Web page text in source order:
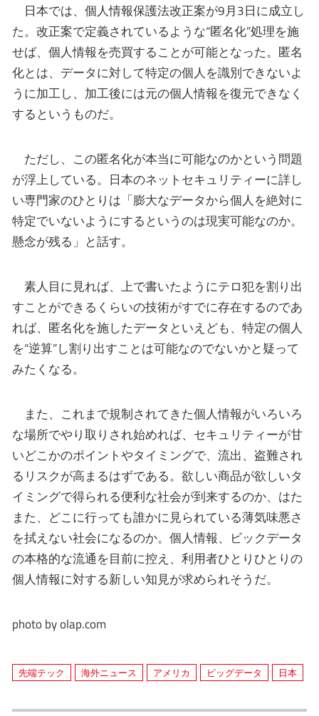
日本では、個人情報保護法改正案が9月3日に成立し
た。改正案で定義されているような“匿名化”処理を施
せば、個人情報を売買することが可能となった。匿名
化とは、データに対して特定の個人を識別できないよ
うに加工し、加工後には元の個人情報を復元できなく
するというものだ。
ただし、この匿名化が本当に可能なのかという問題
が浮上している。日本のネットセキュリティーに詳し
い専門家のひとりは「膨大なデータから個人を絶対に
特定でいないようにするというのは現実可能なのか。
懸念が残る」と話す。
素人目に見れば、上で書いたようにテロ犯を割り出
すことができるくらいの技術がすでに存在するのであ
れば、匿名化を施したデータといえども、特定の個人
を“逆算”し割り出すことは可能なのでないかと疑って
みたくなる。
また、これまで規制されてきた個人情報がいろいろ
な場所でやり取りされ始めれば、セキュリティーが甘
いどこかのポイントやタイミングで、流出、盗難され
るリスクが高まるはずである。欲しい商品が欲しいタ
イミングで得られる便利な社会が到来するのか、はた
また、どこに行っても誰かに見られている薄気味悪さ
を拭えない社会になるのか。個人情報、ビックデータ
の本格的な流通を目前に控え、利用者ひとりひとりの
個人情報に対する新しい知見が求められそうだ。
photo by olap.com
先端テック 海外ニュース アメリカ ビッグデータ 日本